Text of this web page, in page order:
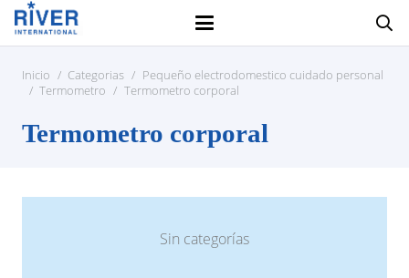
Inicio / Categorias / Pequeño electrodomestico cuidado personal
/ Termometro / Termometro corporal
Termometro corporal
Sin categorías